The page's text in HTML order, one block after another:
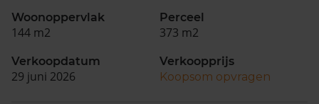
Woonoppervlak
144 m2
Perceel
373 m2
Verkoopdatum
29 juni 2026
Verkoopprijs
Koopsom opvragen